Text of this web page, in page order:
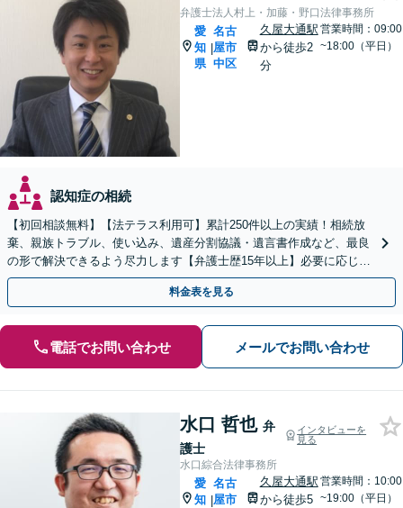
弁護士法人村上・加藤・野口法律事務所
愛
知
県
|
名古
屋市
中区
久屋大通駅
から徒歩2
分
営業時間：09:00
~18:00（平日）
認知症の相続
【初回相談無料】【法テラス利用可】累計250件以上の実績！相続放
棄、親族トラブル、使い込み、遺産分割協議・遺言書作成など、最良
の形で解決できるよう尽力します【弁護士歴15年以上】必要に応じて
不動産鑑定士・税理士などとも連携【久屋大通駅2分】
料金表を見る
電話でお問い合わせ メールでお問い合わせ
水口 哲也 弁
護士
インタビューを
見る
水口綜合法律事務所
愛
知 |
名古
屋市
久屋大通駅
から徒歩5
営業時間：10:00
~19:00（平日）